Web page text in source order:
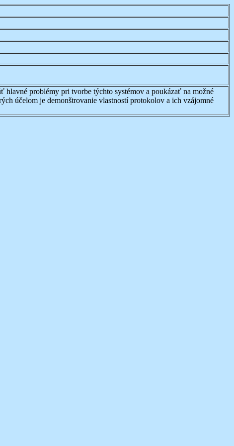
problémy pri tvorbe týchto systémov a poukázať na možné
účelom je demonštrovanie vlastností protokolov a ich vzájomné